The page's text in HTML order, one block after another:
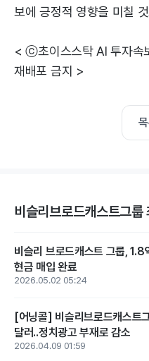
보에 긍정적 영향을 미칠
< ⓒ초이스스탁 AI 투자속
재배포 금지 >
비슬리브로드캐스트그룹
비슬리 브로드캐스트 그룹, 1.8
현금 매입 완료
2026.05.02 05:24
[어닝콜] 비슬리브로드캐스트
달러..정치광고 부재로 감소
2026.04.09 01:59